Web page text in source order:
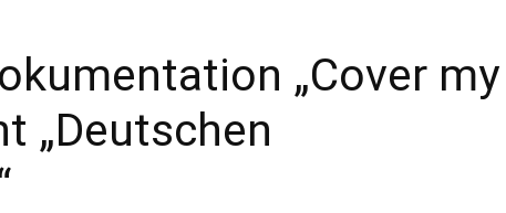
„Cover my
„Deutschen